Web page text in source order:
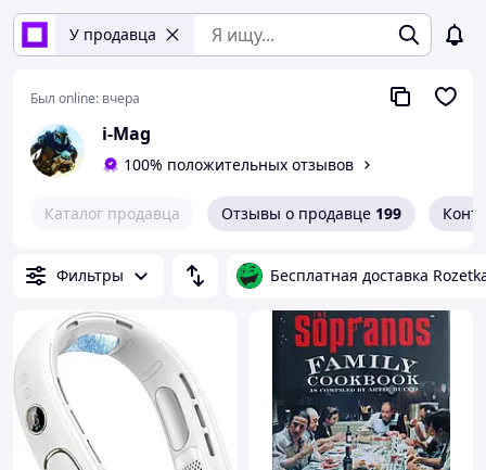
У продавца
Был online: вчера
i-Mag
100% положительных отзывов
Каталог продавца Отзывы о продавце 199
Фильтры Бесплатная доставка